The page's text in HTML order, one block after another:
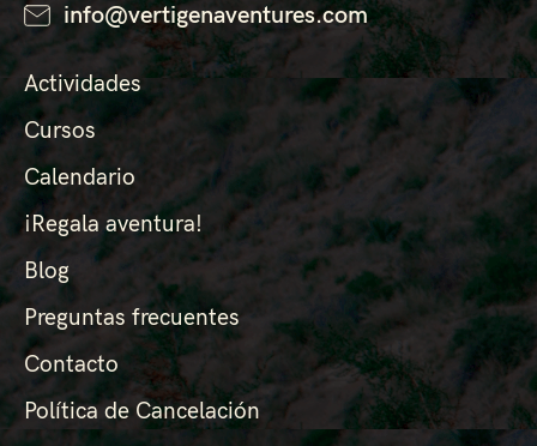
info@vertigenaventures.com
Actividades
Cursos
Calendario
¡Regala aventura!
Blog
Preguntas frecuentes
Contacto
Política de Cancelación